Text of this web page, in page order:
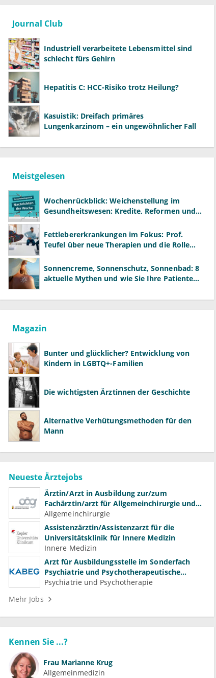
Journal Club
Industriell verarbeitete Lebensmittel sind
schlecht fürs Gehirn
Hepatitis C: HCC-Risiko trotz Heilung?
Kasuistik: Dreifach primäres
Lungenkarzinom – ein ungewöhnlicher Fall
Meistgelesen
Wochenrückblick: Weichenstellung im
Gesundheitswesen: Kredite, Reformen und
Fettlebererkrankungen im Fokus: Prof.
Teufel über neue Therapien und die Rolle
Sonnencreme, Sonnenschutz, Sonnenbad: 8
aktuelle Mythen und wie Sie Ihre Patienten
Magazin
Bunter und glücklicher? Entwicklung von
Kindern in LGBTQ+-Familien
Die wichtigsten Ärztinnen der Geschichte
Alternative Verhütungsmethoden für den
Mann
Neueste Ärztejobs
Ärztin/Arzt in Ausbildung zur/zum
Fachärztin/arzt für Allgemeinchirurgie und
Gefäßchirurgie
Allgemeinchirurgie
Assistenzärztin/Assistenzarzt für die
Universitätsklinik für Innere Medizin
Innere Medizin
Arzt für Ausbildungsstelle im Sonderfach
Psychiatrie und Psychotherapeutische
Medizin (m/w/d)
Psychiatrie und Psychotherapie
Mehr Jobs
Kennen Sie ...?
Frau Marianne Krug
Allgemeinmedizin